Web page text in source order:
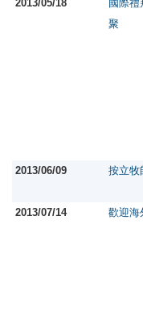
2013/05/18
國際禮
聚
2013/06/09
按立牧
2013/07/14 歡迎海